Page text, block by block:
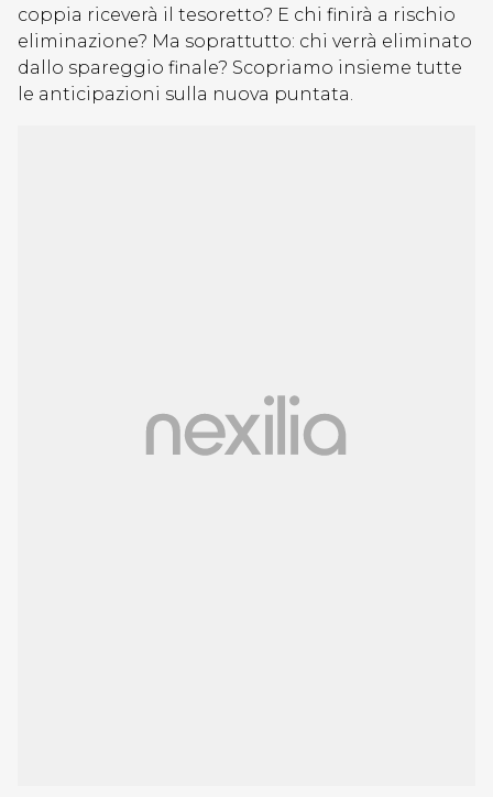
coppia riceverà il tesoretto? E chi finirà a rischio
eliminazione? Ma soprattutto: chi verrà eliminato
dallo spareggio finale? Scopriamo insieme tutte
le anticipazioni sulla nuova puntata.